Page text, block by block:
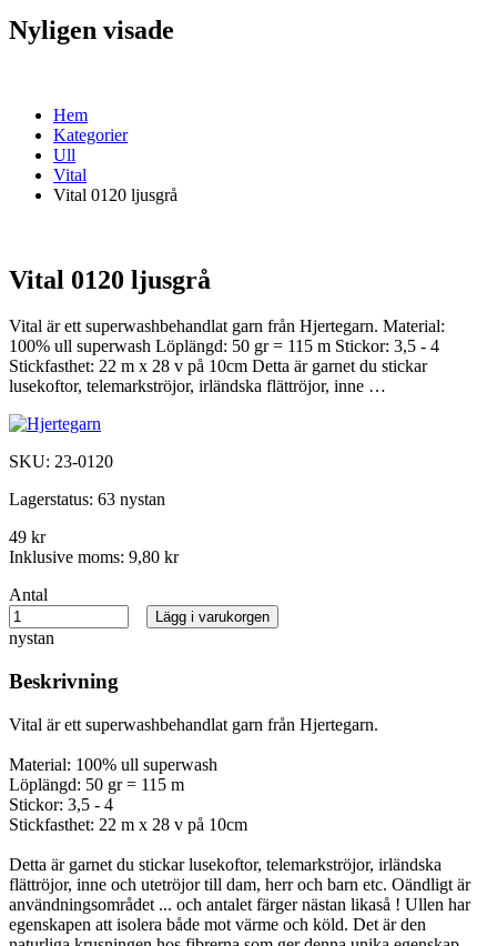
Nyligen visade
Hem
Kategorier
Ull
Vital
Vital 0120 ljusgrå
Vital 0120 ljusgrå
Vital är ett superwashbehandlat garn från Hjertegarn. Material:
100% ull superwash Löplängd: 50 gr = 115 m Stickor: 3,5 - 4
Stickfasthet: 22 m x 28 v på 10cm Detta är garnet du stickar
lusekoftor, telemarkströjor, irländska flättröjor, inne …
SKU: 23-0120
Lagerstatus: 63 nystan
49 kr
Inklusive moms: 9,80 kr
Antal
nystan
Lägg i varukorgen
Beskrivning
Vital är ett superwashbehandlat garn från Hjertegarn.
Material: 100% ull superwash
Löplängd: 50 gr = 115 m
Stickor: 3,5 - 4
Stickfasthet: 22 m x 28 v på 10cm
Detta är garnet du stickar lusekoftor, telemarkströjor, irländska
flättröjor, inne och utetröjor till dam, herr och barn etc. Oändligt är
användningsområdet ... och antalet färger nästan likaså ! Ullen har
egenskapen att isolera både mot värme och köld. Det är den